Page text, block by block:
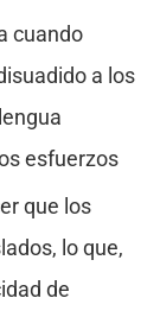
cuando
a los
esfuerzos
que los
lo que,
de